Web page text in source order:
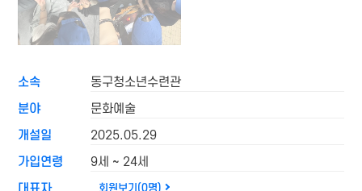
소속
동구청소년수련관
분야
문화예술
개설일
2025.05.29
가입연령
9세 ~ 24세
회원보기(0명)